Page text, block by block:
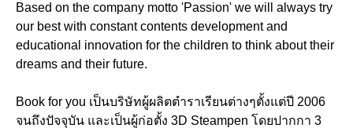
Based on the company motto 'Passion' we will always try
our best with constant contents development and
educational innovation for the children to think about their
dreams and their future.
Book for you เป็นบริษัทผู้ผลิตตำราเรียนต่างๆตั้งแต่ปี 2006
จนถึงปัจจุบัน และเป็นผู้ก่อตั้ง 3D Steampen โดยปากกา 3